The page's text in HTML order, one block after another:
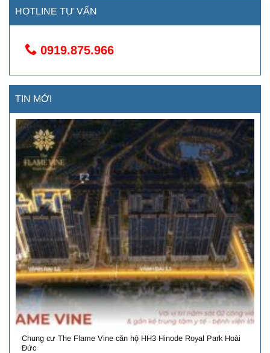
HOTLINE TƯ VẤN
0919.875.966
TIN MỚI
Chung cư The Flame Vine căn hộ HH3 Hinode Royal Park Hoài
Đức